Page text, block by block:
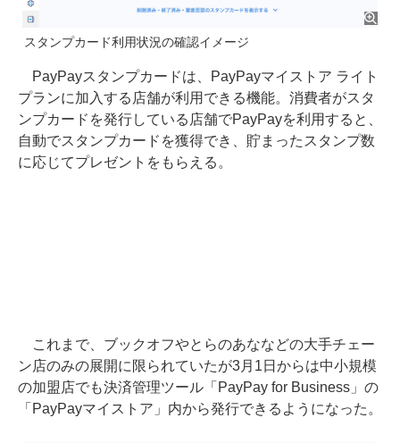
スタンプカード利用状況の確認イメージ
PayPayスタンプカードは、PayPayマイストア ライト
プランに加入する店舗が利用できる機能。消費者がスタ
ンプカードを発行している店舗でPayPayを利用すると、
自動でスタンプカードを獲得でき、貯まったスタンプ数
に応じてプレゼントをもらえる。
これまで、ブックオフやとらのあななどの大手チェー
ン店のみの展開に限られていたが3月1日からは中小規模
の加盟店でも決済管理ツール「PayPay for Business」の
「PayPayマイストア」内から発行できるようになった。